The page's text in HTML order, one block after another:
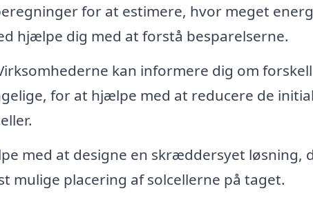
for at estimere, hvor meget
hjælpe dig med at forstå besparelserne.
kan informere dig om
for at hjælpe med at reducere de
med at designe en skræddersyet løsning,
mulige placering af solcellerne på taget.